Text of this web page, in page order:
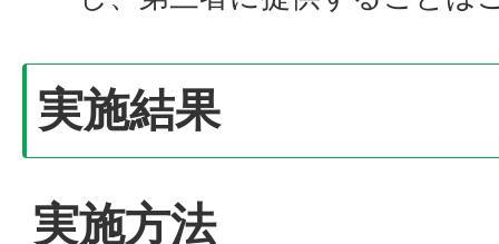
実施結果
実施方法